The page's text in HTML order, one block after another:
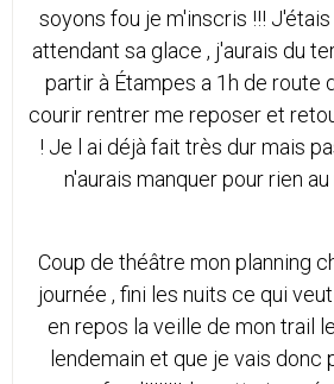
soyons fou je m'inscris !!!
attendant sa glace , j'aurais du
partir à Étampes a 1h de route
courir rentrer me reposer et
! Je l ai déjà fait très dur mais
n'aurais manquer pour rien
Coup de théâtre mon planning
journée , fini les nuits ce qui
en repos la veille de mon trail
lendemain et que je vais donc